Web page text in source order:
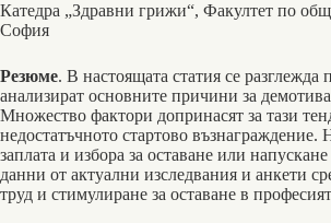
Катедра „Здравни грижи“, Факултет по
София
Резюме. В настоящата статия се
анализират основните причини за
Множество фактори допри­насят за тази
недостатъчното стартово възнаграждение.
заплата и избора за оставане или
данни от актуални изследвания и анкети
труд и стимулиране за оставане в